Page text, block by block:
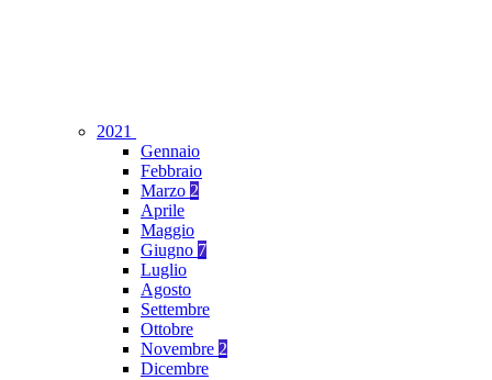
2021
Gennaio
Febbraio
Marzo 2
Aprile
Maggio
Giugno 7
Luglio
Agosto
Settembre
Ottobre
Novembre 2
Dicembre